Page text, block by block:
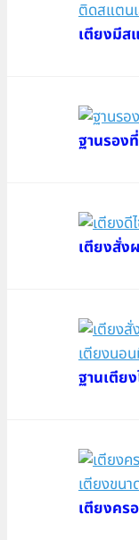
เตียงมีส
ฐานรอง
เตียงสั่ง
ฐานเตีย
เตียงคร